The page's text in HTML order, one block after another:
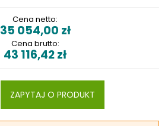
Cena netto:
35 054,00 zł
Cena brutto:
43 116,42zł
ZAPYTAJ O PRODUKT